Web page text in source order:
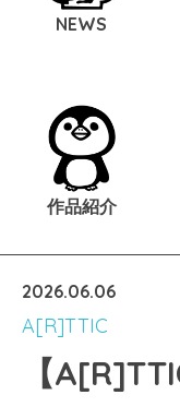
NEWS
作品紹介
2026.06.06
A[R]TTIC
【